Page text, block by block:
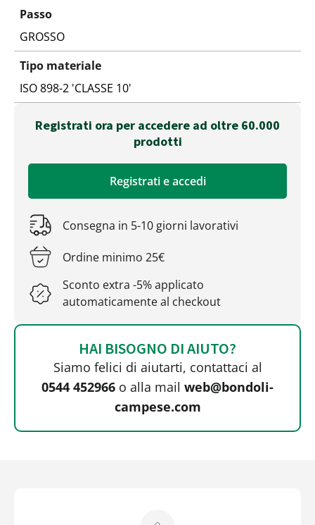
Passo
GROSSO
Tipo materiale
ISO 898-2 'CLASSE 10'
Registrati ora per accedere ad oltre 60.000
prodotti
Registrati e accedi
Consegna in 5-10 giorni lavorativi
Ordine minimo 25€
Sconto extra -5% applicato
automaticamente al checkout
HAI BISOGNO DI AIUTO?
Siamo felici di aiutarti, contattaci al
0544 452966 o alla mail web@bondoli-
campese.com